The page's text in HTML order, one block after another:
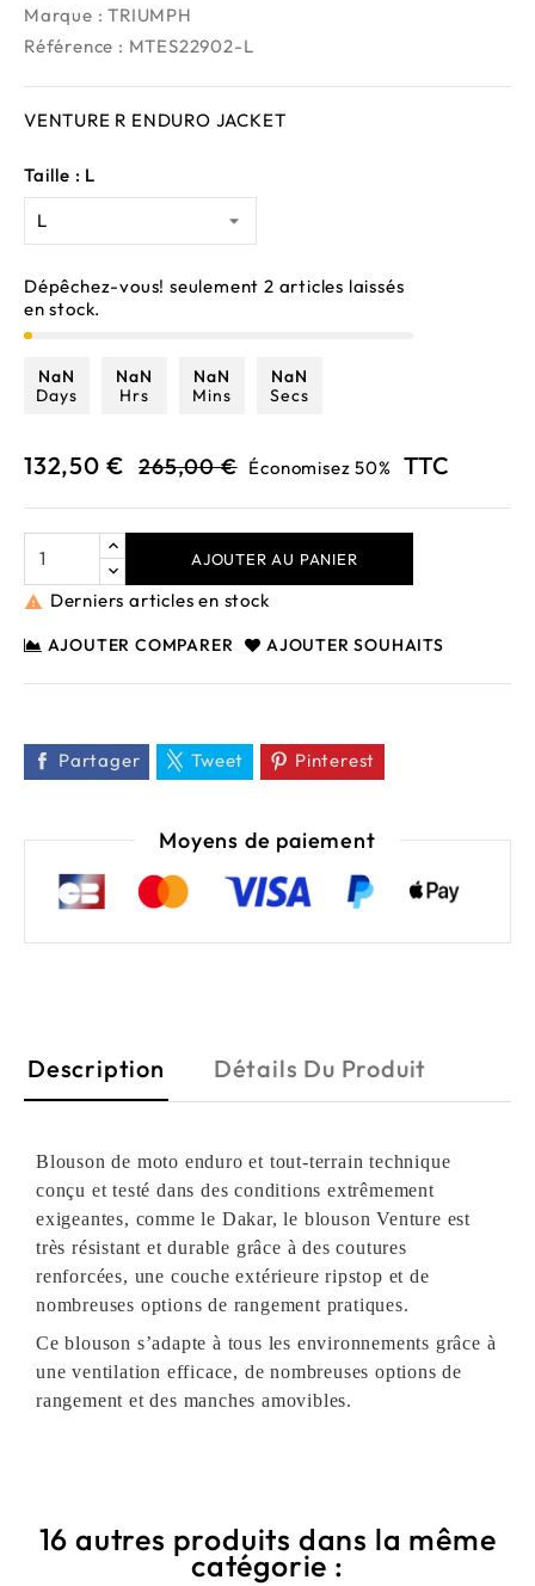
Marque : TRIUMPH
Référence : MTES22902-L
VENTURE R ENDURO JACKET
Taille : L
Dépêchez-vous! seulement2 articles laissés
en stock.
NaN
Days
NaN
Hrs
NaN
Mins
NaN
Secs
132,50 € 265,00 € Économisez 50% TTC
AJOUTER AU PANIER
 Derniers articles en stock
AJOUTER COMPARER AJOUTER SOUHAITS
Partager Tweet Pinterest
Moyens de paiement
Description Détails Du Produit
Blouson de moto enduro et tout-terrain technique
conçu et testé dans des conditions extrêmement
exigeantes, comme le Dakar, le blouson Venture est
très résistant et durable grâce à des coutures
renforcées, une couche extérieure ripstop et de
nombreuses options de rangement pratiques.
Ce blouson s’adapte à tous les environnements grâce à
une ventilation efficace, de nombreuses options de
rangement et des manches amovibles.
16 autres produits dans la même
catégorie :